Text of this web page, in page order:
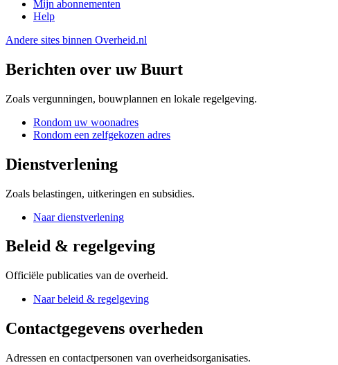
Mijn abonnementen
Help
Andere sites binnen Overheid.nl
Berichten over uw Buurt
Zoals vergunningen, bouwplannen en lokale regelgeving.
Rondom uw woonadres
Rondom een zelfgekozen adres
Dienstverlening
Zoals belastingen, uitkeringen en subsidies.
Naar dienstverlening
Beleid & regelgeving
Officiële publicaties van de overheid.
Naar beleid & regelgeving
Contactgegevens overheden
Adressen en contactpersonen van overheidsorganisaties.